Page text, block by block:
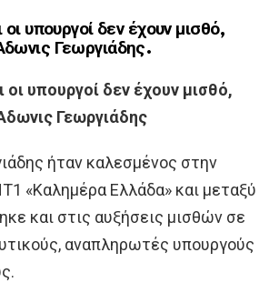
οι υπουργοί δεν έχουν μισθό,
Γεωργιάδης.
οι υπουργοί δεν έχουν μισθό,
Γεωργιάδης
ήταν καλεσμένος στην
«Καλημέρα Ελλάδα» και μεταξύ
και στις αυξήσεις μισθών σε
αναπληρωτές υπουργούς